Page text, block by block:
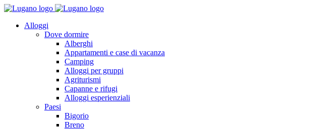
Alloggi
Dove dormire
Alberghi
Appartamenti e case di vacanza
Camping
Alloggi per gruppi
Agriturismi
Capanne e rifugi
Alloggi esperienziali
Paesi
Bigorio
Breno